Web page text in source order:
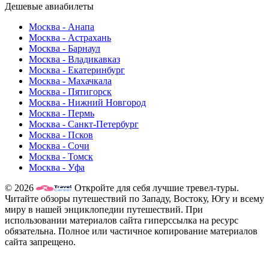
Дешевые авиабилеты
Москва - Анапа
Москва - Астрахань
Москва - Барнаул
Москва - Владикавказ
Москва - Екатеринбург
Москва - Махачкала
Москва - Пятигорск
Москва - Нижний Новгород
Москва - Пермь
Москва - Санкт-Петербург
Москва - Псков
Москва - Сочи
Москва - Томск
Москва - Уфа
© 2026
Откройте для себя лучшие тревел-туры.
Читайте обзоры путешествий по Западу, Востоку, Югу и всему
миру в нашей энциклопедии путешествий. При
использовании материалов сайта гиперссылка на ресурс
обязательна. Полное или частичное копирование материалов
сайта запрещено.